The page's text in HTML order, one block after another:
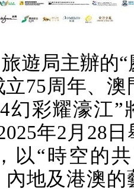
旅遊局主辦的
立75周年、澳
幻彩耀濠江”
年2 月 28
以“時空的
內地及港澳的